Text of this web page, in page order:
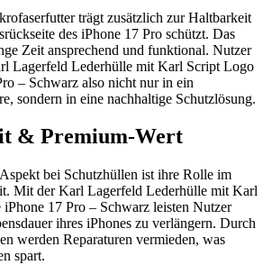
trägt zusätzlich zur Haltbarkeit
des iPhone 17 Pro schützt. Das
Zeit ansprechend und funktional. Nutzer
Lagerfeld Lederhülle mit Karl Script Logo
– Schwarz also nicht nur in ein
sondern in eine nachhaltige Schutzlösung.
& Premium-Wert
bei Schutzhüllen ist ihre Rolle im
Mit der Karl Lagerfeld Lederhülle mit Karl
17 Pro – Schwarz leisten Nutzer
ihres iPhones zu verlängern. Durch
werden Reparaturen vermieden, was
spart.